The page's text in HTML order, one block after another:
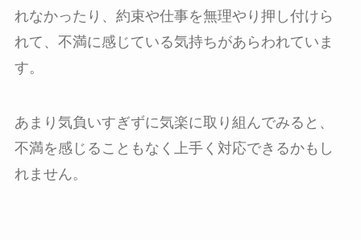
れなかったり、約束や仕事を無理やり押し付けら
れて、不満に感じている気持ちがあらわれていま
す。
あまり気負いすぎずに気楽に取り組んでみると、
不満を感じることもなく上手く対応できるかもし
れません。